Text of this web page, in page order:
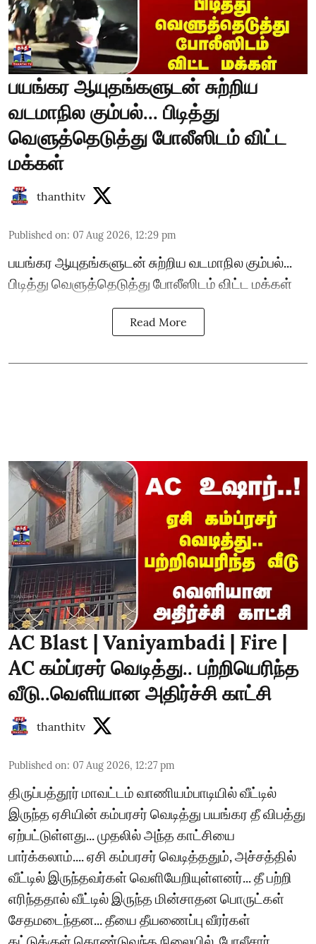
பயங்கர ஆயுதங்களுடன் சுற்றிய
வடமாநில கும்பல்... பிடித்து
வெளுத்தெடுத்து போலீஸிடம் விட்ட
மக்கள்
thanthitv
Published on: 07 Aug 2026, 12:29 pm
பயங்கர ஆயுதங்களுடன் சுற்றிய வடமாநில கும்பல்...
பிடித்து வெளுத்தெடுத்து போலீஸிடம் விட்ட மக்கள்
Read More
AC Blast | Vaniyambadi | Fire |
AC கம்ப்ரசர் வெடித்து.. பற்றியெரிந்த
வீடு..வெளியான அதிர்ச்சி காட்சி
thanthitv
Published on: 07 Aug 2026, 12:27 pm
திருப்பத்தூர் மாவட்டம் வாணியம்பாடியில் வீட்டில்
இருந்த ஏசியின் கம்பரசர் வெடித்து பயங்கர தீ விபத்து
ஏற்பட்டுள்ளது... முதலில் அந்த காட்சியை
பார்க்கலாம்.... ஏசி கம்பரசர் வெடித்ததும், அச்சத்தில்
வீட்டில் இருந்தவர்கள் வெளியேறியுள்ளனர்... தீ பற்றி
எரிந்ததால் வீட்டில் இருந்த மின்சாதன பொருட்கள்
சேதமடைந்தன... தீயை தீயணைப்பு வீரர்கள்
கட்டுக்குள் கொண்டுவந்த நிலையில், போலீசார்